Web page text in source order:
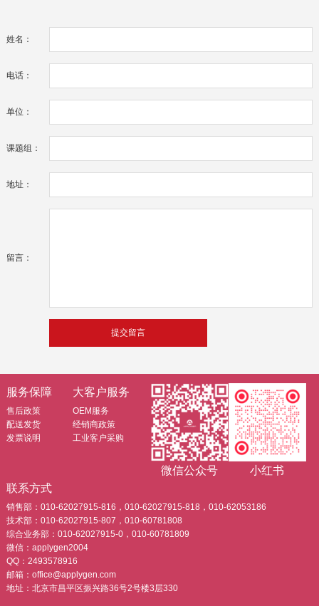
姓名：
电话：
单位：
课题组：
地址：
留言：
服务保障
售后政策
配送发货
发票说明
大客户服务
OEM服务
经销商政策
工业客户采购
微信公众号
小红书
联系方式
销售部：010-62027915-816，010-62027915-818，010-62053186
技术部：010-62027915-807，010-60781808
综合业务部：010-62027915-0，010-60781809
微信：applygen2004
QQ：2493578916
邮箱：office@applygen.com
地址：北京市昌平区振兴路36号2号楼3层330